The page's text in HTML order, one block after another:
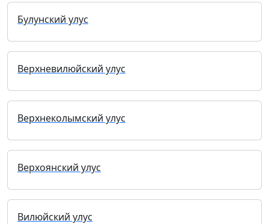
Булунский улус
Верхневилюйский улус
Верхнеколымский улус
Верхоянский улус
Вилюйский улус